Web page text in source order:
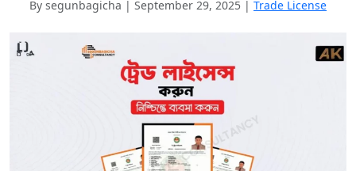
By segunbagicha | September 29, 2025 | Trade License